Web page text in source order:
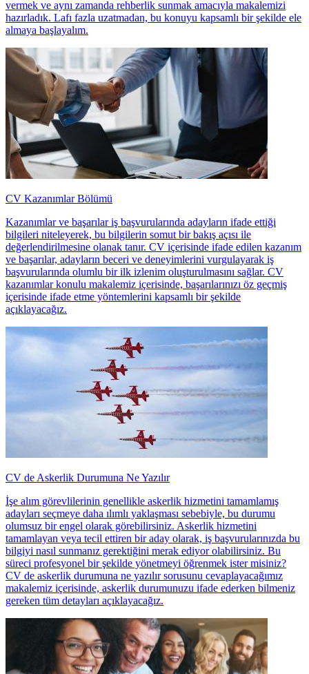
vermek ve aynı zamanda rehberlik sunmak amacıyla makalemizi
hazırladık. Lafı fazla uzatmadan, bu konuyu kapsamlı bir şekilde ele
almaya başlayalım.
CV Kazanımlar Bölümü
Kazanımlar ve başarılar iş başvurularında adayların ifade ettiği
bilgileri niteleyerek, bu bilgilerin somut bir bakış açısı ile
değerlendirilmesine olanak tanır. CV içerisinde ifade edilen kazanım
ve başarılar, adayların beceri ve deneyimlerini vurgulayarak iş
başvurularında olumlu bir ilk izlenim oluşturulmasını sağlar. CV
kazanımlar konulu makalemiz içerisinde, başarılarınızı öz geçmiş
içerisinde ifade etme yöntemlerini kapsamlı bir şekilde
açıklayacağız.
CV de Askerlik Durumuna Ne Yazılır
İşe alım görevlilerinin genellikle askerlik hizmetini tamamlamış
adayları seçmeye daha ılımlı yaklaşması sebebiyle, bu durumu
olumsuz bir engel olarak görebilirsiniz. Askerlik hizmetini
tamamlayan veya tecil ettiren bir aday olarak, iş başvurularınızda bu
bilgiyi nasıl sunmanız gerektiğini merak ediyor olabilirsiniz. Bu
süreci profesyonel bir şekilde yönetmeyi öğrenmek ister misiniz?
CV de askerlik durumuna ne yazılır sorusunu cevaplayacağımız
makalemiz içerisinde, askerlik durumunuzu ifade ederken bilmeniz
gereken tüm detayları açıklayacağız.